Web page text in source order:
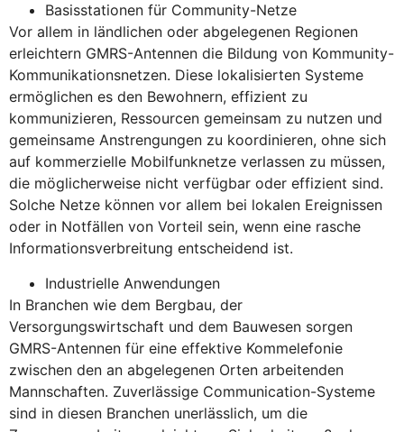
Basisstationen für Community-Netze
Vor allem in ländlichen oder abgelegenen Regionen
erleichtern GMRS-Antennen die Bildung von Kommunity-
Kommunikationsnetzen. Diese lokalisierten Systeme
ermöglichen es den Bewohnern, effizient zu
kommunizieren, Ressourcen gemeinsam zu nutzen und
gemeinsame Anstrengungen zu koordinieren, ohne sich
auf kommerzielle Mobilfunknetze verlassen zu müssen,
die möglicherweise nicht verfügbar oder effizient sind.
Solche Netze können vor allem bei lokalen Ereignissen
oder in Notfällen von Vorteil sein, wenn eine rasche
Informationsverbreitung entscheidend ist.
Industrielle Anwendungen
In Branchen wie dem Bergbau, der
Versorgungswirtschaft und dem Bauwesen sorgen
GMRS-Antennen für eine effektive Kommelefonie
zwischen den an abgelegenen Orten arbeitenden
Mannschaften. Zuverlässige Communication-Systeme
sind in diesen Branchen unerlässlich, um die